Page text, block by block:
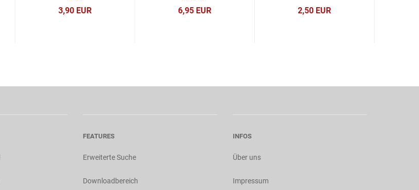
3,90 EUR 6,95 EUR 2,50 EUR
FEATURES
Erweiterte Suche
Downloadbereich
INFOS
Über uns
Impressum